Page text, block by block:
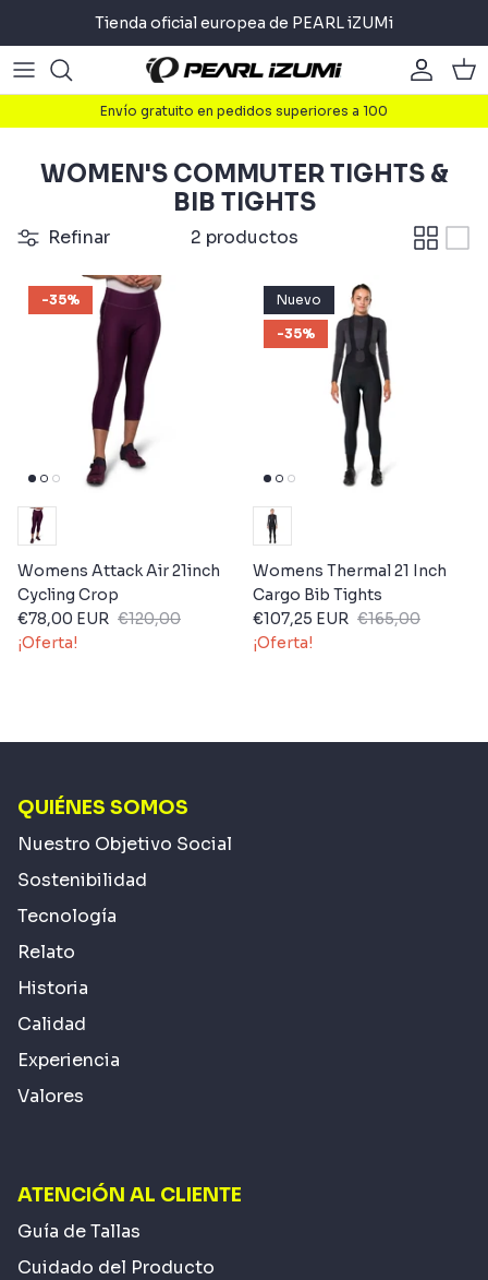
contenido
Tienda oficial europea de PEARL iZUMi
Carretera
Urbana
Accesorios
Carretera
Urbana
Accesorios
About
Triathlon
Envío gratuito en pedidos superiores a 100
WOMEN'S COMMUTER TIGHTS &
BIB TIGHTS
Refinar 2 productos
-35%
Womens Attack Air 21inch
Cycling Crop
€78,00 EUR €120,00
¡Oferta!
Nuevo
-35%
Womens Thermal 21 Inch
Cargo Bib Tights
€107,25 EUR €165,00
¡Oferta!
QUIÉNES SOMOS
Nuestro Objetivo Social
Sostenibilidad
Tecnología
Relato
Historia
Calidad
Experiencia
Valores
ATENCIÓN AL CLIENTE
Guía de Tallas
Cuidado del Producto